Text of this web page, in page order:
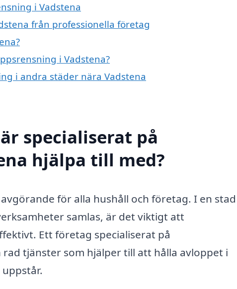
i Vadstena
från professionella företag
i Vadstena?
i andra städer nära Vadstena
specialiserat på
hjälpa till med?
för alla hushåll och företag. I en stad
samlas, är det viktigt att
Ett företag specialiserat på
tjänster som hjälper till att hålla avloppet i